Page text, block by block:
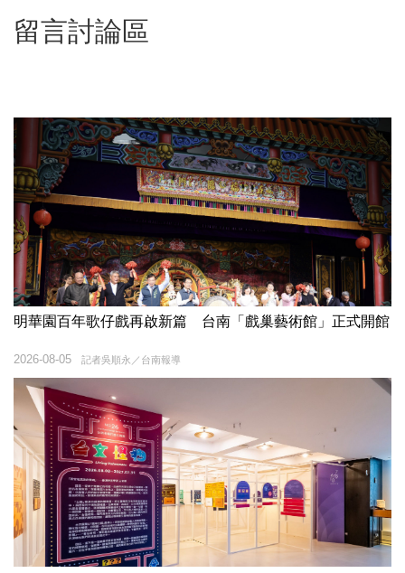
留言討論區
明華園百年歌仔戲再啟新篇 台南「戲巢藝術館」正式開館
記者吳順永／台南報導
2026-08-05